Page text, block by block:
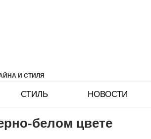
И СТИЛЯ
СТИЛЬ НОВОСТИ
белом цвете